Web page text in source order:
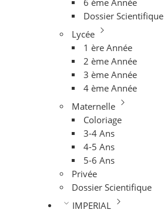
6 ème Année
Dossier Scientifique
Lycée
1 ère Année
2 ème Année
3 ème Année
4 ème Année
Maternelle
Coloriage
3-4 Ans
4-5 Ans
5-6 Ans
Privée
Dossier Scientifique
IMPERIAL